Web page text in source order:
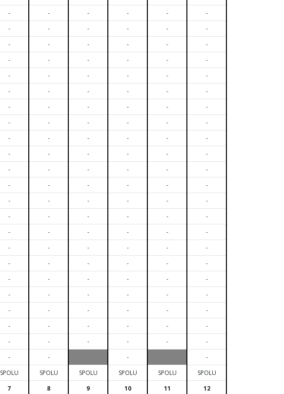
- - - - -
-
- - - - -
-
- - - - -
-
- - - - -
-
- - - - -
-
- - - - -
-
- - - - -
-
- - - - -
-
- - - - -
-
- - - - -
-
- - - - -
-
- - - - -
-
- - - - -
-
- - - - -
-
- - - - -
-
- - - - -
-
- - - - -
-
- - - - -
-
- - - - -
-
- - - - -
-
- - - - -
-
- - - - -
-
- - -
-
SPOLU SPOLU SPOLU SPOLU SPOLU
SPOLU
7 8 9 10 11 12